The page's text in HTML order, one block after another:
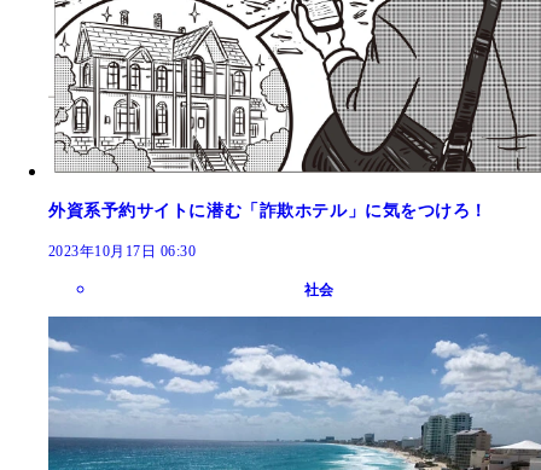
外資系予約サイトに潜む「詐欺ホテル」に気をつけろ！
2023年10月17日 06:30
社会